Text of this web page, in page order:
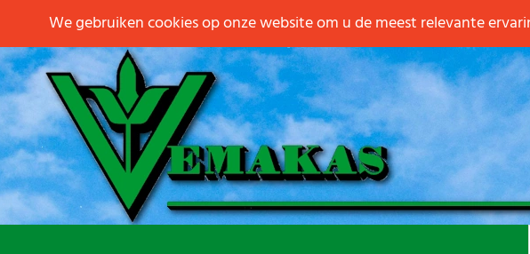
We gebruiken cookies op onze website om u de meest relevante